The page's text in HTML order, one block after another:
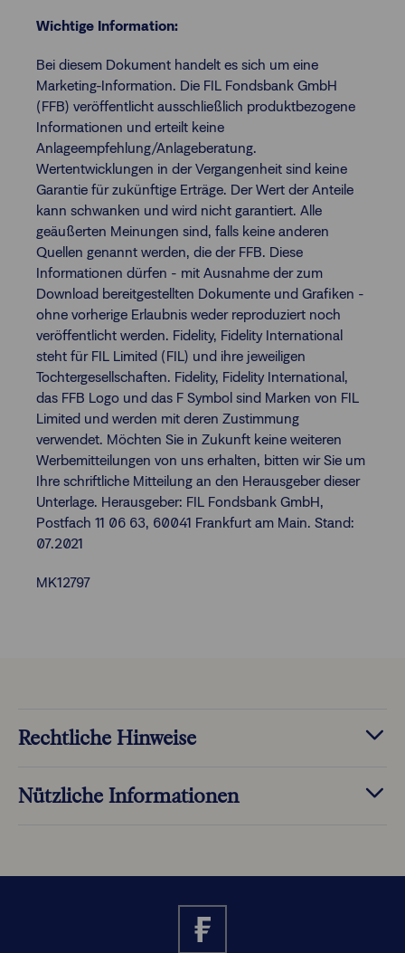
Wichtige Information:
Bei diesem Dokument handelt es sich um eine
Marketing-Information. Die FIL Fondsbank GmbH
(FFB) veröffentlicht ausschließlich produktbezogene
Informationen und erteilt keine
Anlageempfehlung/Anlageberatung.
Wertentwicklungen in der Vergangenheit sind keine
Garantie für zukünftige Erträge. Der Wert der Anteile
kann schwanken und wird nicht garantiert. Alle
geäußerten Meinungen sind, falls keine anderen
Quellen genannt werden, die der FFB. Diese
Informationen dürfen - mit Ausnahme der zum
Download bereitgestellten Dokumente und Grafiken -
ohne vorherige Erlaubnis weder reproduziert noch
veröffentlicht werden. Fidelity, Fidelity International
steht für FIL Limited (FIL) und ihre jeweiligen
Tochtergesellschaften. Fidelity, Fidelity International,
das FFB Logo und das F Symbol sind Marken von FIL
Limited und werden mit deren Zustimmung
verwendet. Möchten Sie in Zukunft keine weiteren
Werbemitteilungen von uns erhalten, bitten wir Sie um
Ihre schriftliche Mitteilung an den Herausgeber dieser
Unterlage. Herausgeber: FIL Fondsbank GmbH,
Postfach 11 06 63, 60041 Frankfurt am Main. Stand:
07.2021
MK12797
Rechtliche Hinweise
Nützliche Informationen